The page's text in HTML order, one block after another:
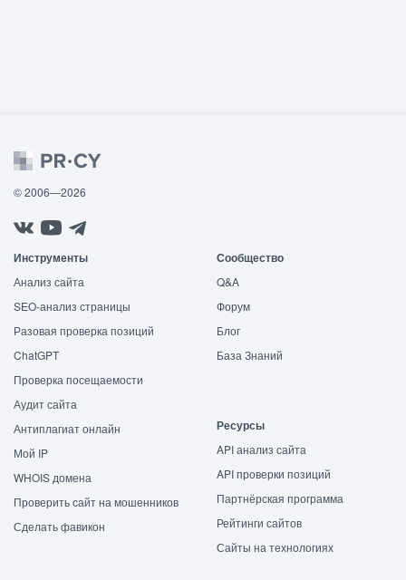
© 2006—2026
Инструменты
Анализ сайта
SEO-анализ страницы
Разовая проверка позиций
ChatGPT
Проверка посещаемости
Аудит сайта
Антиплагиат онлайн
Мой IP
WHOIS домена
Проверить сайт на мошенников
Сделать фавикон
Сообщество
Q&A
Форум
Блог
База Знаний
Ресурсы
API анализ сайта
API проверки позиций
Партнёрская программа
Рейтинги сайтов
Сайты на технологиях